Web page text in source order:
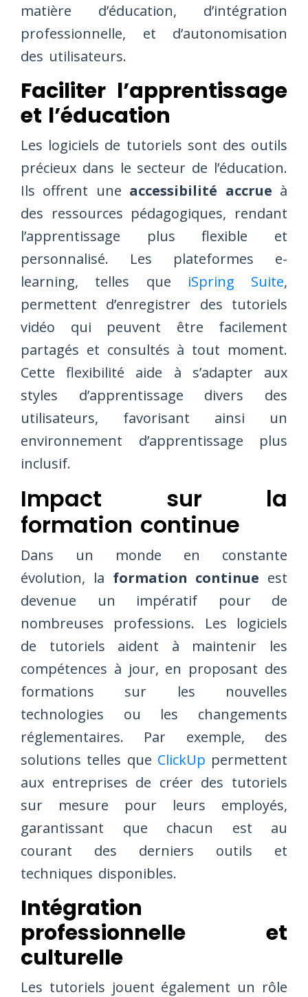
matière d’éducation, d’intégration
professionnelle, et d’autonomisation
des utilisateurs.
Faciliter l’apprentissage
et l’éducation
Les logiciels de tutoriels sont des outils
précieux dans le secteur de l’éducation.
Ils offrent une accessibilité accrue à
des ressources pédagogiques, rendant
l’apprentissage plus flexible et
personnalisé. Les plateformes e-
learning, telles que iSpring Suite,
permettent d’enregistrer des tutoriels
vidéo qui peuvent être facilement
partagés et consultés à tout moment.
Cette flexibilité aide à s’adapter aux
styles d’apprentissage divers des
utilisateurs, favorisant ainsi un
environnement d’apprentissage plus
inclusif.
Impact sur la
formation continue
Dans un monde en constante
évolution, la formation continue est
devenue un impératif pour de
nombreuses professions. Les logiciels
de tutoriels aident à maintenir les
compétences à jour, en proposant des
formations sur les nouvelles
technologies ou les changements
réglementaires. Par exemple, des
solutions telles que ClickUp permettent
aux entreprises de créer des tutoriels
sur mesure pour leurs employés,
garantissant que chacun est au
courant des derniers outils et
techniques disponibles.
Intégration
professionnelle et
culturelle
Les tutoriels jouent également un rôle